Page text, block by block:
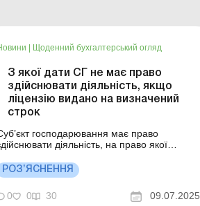
Щоденний бухгалтерський огляд
З якої дати СГ не має право
здійснювати діяльність, якщо
ліцензію видано на визначений
строк
господарювання має право
діяльність, на право якої
дії, зазначеної в такій ліцензії.
днем права здійснення
відповідного виду діяльності є дата, що
даті, зазначеній в ліцензії. Більше
РОЗ’ЯСНЕННЯ
0 0 30 09.07.2025